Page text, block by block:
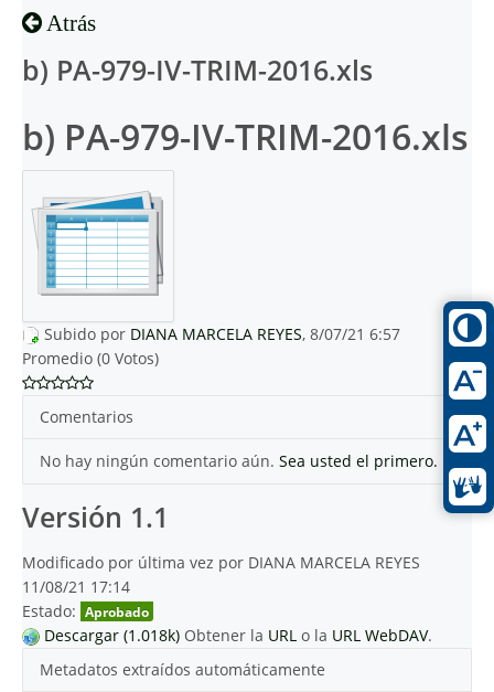
Atrás
b) PA-979-IV-TRIM-2016.xls
b) PA-979-IV-TRIM-2016.xls
Subido por DIANA MARCELA REYES, 8/07/21 6:57
Promedio (0 Votos)
Comentarios
No hay ningún comentario aún. Sea usted el primero.
Versión 1.1
Modificado por última vez por DIANA MARCELA REYES
11/08/21 17:14
Estado: Aprobado
Descargar (1.018k) Obtener la URL o la URL WebDAV.
Metadatos extraídos automáticamente